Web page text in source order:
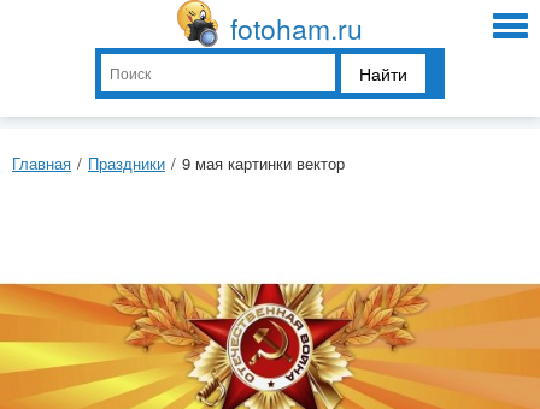
fotoham.ru
Найти
Главная / Праздники / 9 мая картинки вектор